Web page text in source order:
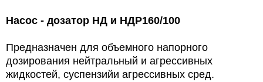
Насос - дозатор НД и НДР160/100
Предназначен для объемного напорного
дозирования нейтральный и агрессивных
жидкостей, суспензийи агрессивных сред.